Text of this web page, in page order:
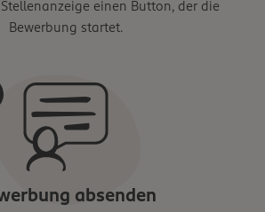
einen Button, der die
Bewerbung startet.
absenden